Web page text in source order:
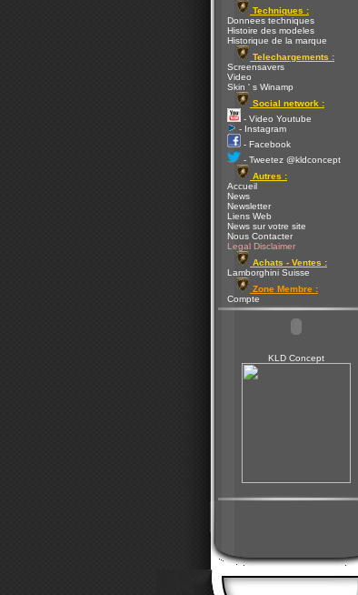
Techniques :
Donnees techniques
Histoire des modeles
Historique de la marque
Telechargements :
Screensavers
Video
Skin ' s Winamp
Social network :
- Video Youtube
- Instagram
- Facebook
- Tweetez @kldconcept
Autres :
Accueil
News
Newsletter
Liens Web
News sur votre site
Nous Contacter
Legal Disclaimer
Achats - Ventes :
Lamborghini Suisse
Zone Membre :
Compte
KLD Concept